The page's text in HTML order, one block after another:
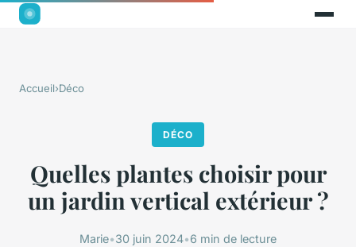
Accueil›Déco
DÉCO
Quelles plantes choisir pour
un jardin vertical extérieur ?
Marie•30 juin 2024•6 min de lecture